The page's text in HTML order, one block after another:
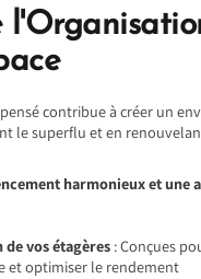
contribue à créer un
le superflu et en
harmonieux et une
vos étagères : Conçues
et optimiser le rendement